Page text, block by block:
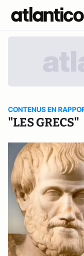
CONTENUS EN
"LES GRECS"